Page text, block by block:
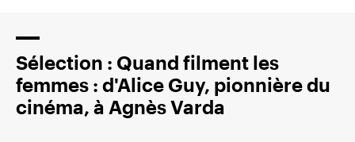
Sélection : Quand filment les
femmes : d'Alice Guy, pionnière du
cinéma, à Agnès Varda